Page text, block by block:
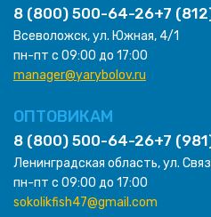
8 (800) 500-64-26+7
Всеволожск, ул. Южная, 4/1
пн-пт с 09:00 до 17:00
manager@yarybolov.ru
ОПТОВИКАМ
8 (800) 500-64-26+7
Ленинградская область, ул.
пн-пт с 09:00 до 17:00
sokolikfish47@gmail.com